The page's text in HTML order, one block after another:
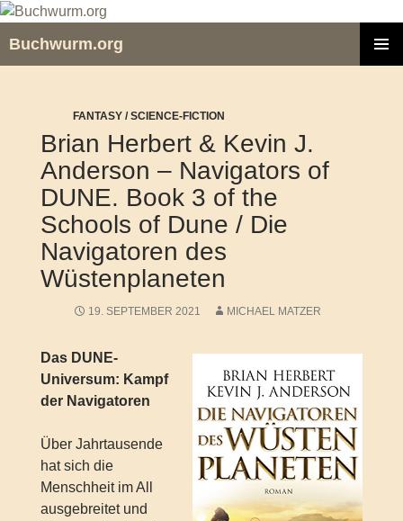
Zum
springen
Buchwurm.org
FANTASY / SCIENCE-FICTION
Brian Herbert & Kevin J.
Anderson – Navigators of
DUNE. Book 3 of the
Schools of Dune / Die
Navigatoren des
Wüstenplaneten
19. SEPTEMBER 2021 MICHAEL MATZER
Das DUNE-
Universum: Kampf
der Navigatoren
Über Jahrtausende
hat sich die
Menschheit im All
ausgebreitet und